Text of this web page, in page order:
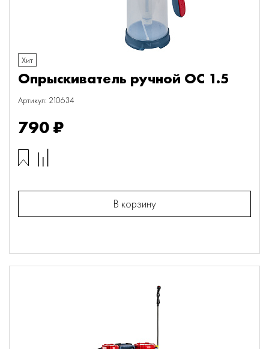
Хит
Опрыскиватель ручной ОС 1.5
Артикул: 210634
790 ₽
В корзину